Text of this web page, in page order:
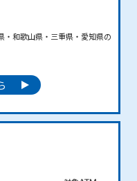
和歌山県・三重県・愛知県の